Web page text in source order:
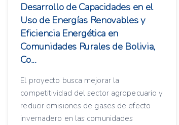
Desarrollo de Capacidades en el
Uso de Energías Renovables y
Eficiencia Energética en
Comunidades Rurales de Bolivia,
Co...
El proyecto busca mejorar la
competitividad del sector agropecuario y
reducir emisiones de gases de efecto
invernadero en las comunidades